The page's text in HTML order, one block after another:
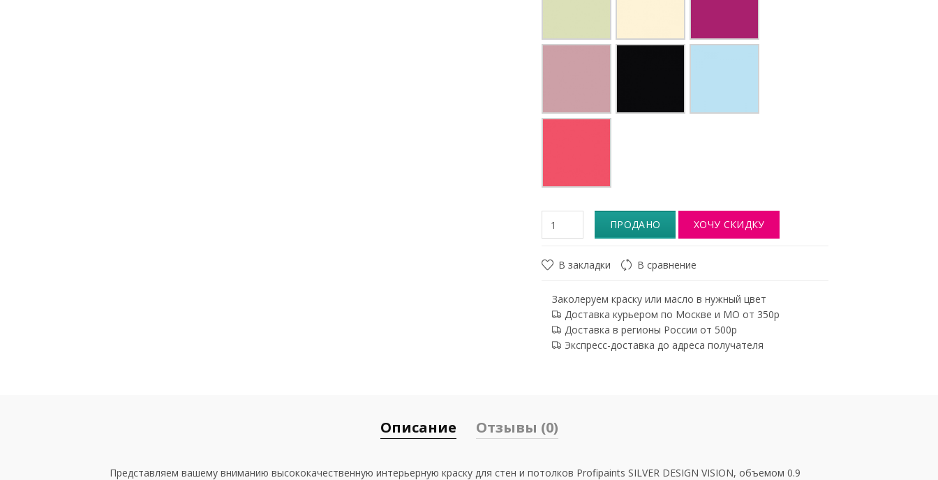
ПРОДАНО ХОЧУ СКИДКУ
В закладки В сравнение
Заколеруем краску или масло в нужный цвет
Доставка курьером по Москве и МО от 350р
Доставка в регионы России от 500р
Экспресс-доставка до адреса получателя
Описание Отзывы (0)
Представляем вашему вниманию высококачественную интерьерную краску для стен и потолков Profipaints SILVER DESIGN VISION, объемом 0.9